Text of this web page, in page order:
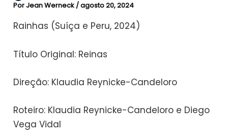
PorJean Werneck /agosto 20, 2024
Rainhas (Suíça e Peru, 2024)
Título Original: Reinas
Direção: Klaudia Reynicke-Candeloro
Roteiro: Klaudia Reynicke-Candeloro e Diego
Vega Vidal